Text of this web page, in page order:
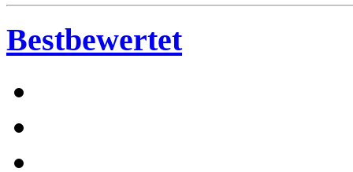
Bestbewertet